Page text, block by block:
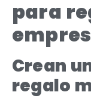
para
Crean
regalo